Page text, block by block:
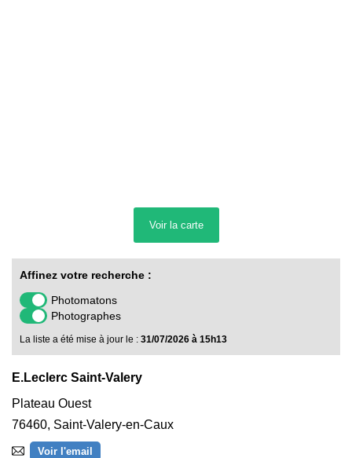
Voir la carte
Affinez votre recherche :
Photomatons
Photographes
La liste a été mise à jour le : 31/07/2026 à 15h13
E.Leclerc Saint-Valery
Plateau Ouest
76460, Saint-Valery-en-Caux
Voir l'email